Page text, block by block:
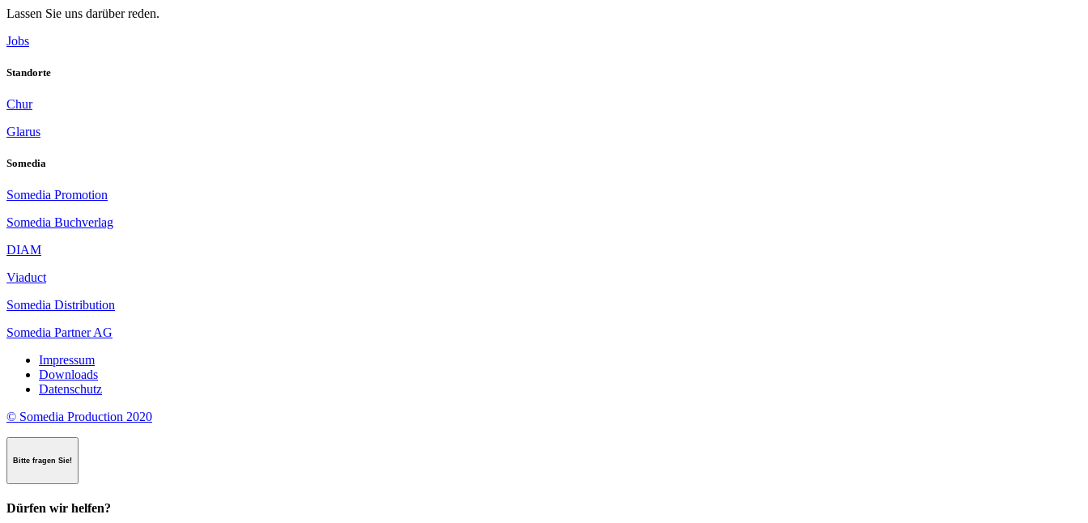
quindi
la
concorrenza
è
feroce.
Ogni
cerca
di
proporre
ed
caratteristiche
sorprendere
giocatori.
Qui
al
casinò
Syndicate,
l'esperienza
dell'utente
nostra
n.1,
prodotto
sviluppiamo
ha
Lassen Sie uns darüber reden.
Jobs
Standorte
Chur
Glarus
Somedia
Somedia Promotion
Somedia Buchverlag
DIAM
Viaduct
Somedia Distribution
Somedia Partner AG
Impressum
Downloads
Datenschutz
© Somedia Production 2020
Bitte fragen Sie!
Dürfen wir helfen?